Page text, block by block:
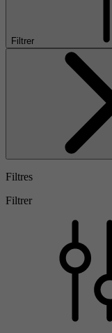
Filtrer
Filtres
Filtrer